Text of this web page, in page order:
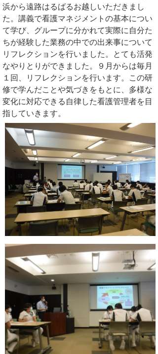
浜から遠路はるばるお越しいただきまし
た。講義で看護マネジメントの基本につい
て学び、グループに分かれて実際に自分た
ちが経験した業務の中での出来事について
リフレクションを行いました。とても活発
なやりとりができました。９月からは毎月
１回、リフレクションを行います。この研
修で学んだことや気づきをもとに、多様な
変化に対応できる自律した看護管理者を目
指していきます。